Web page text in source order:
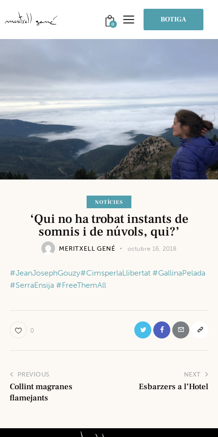
0 BOTIGA
NOTÍCIES
‘Qui no ha trobat instants de
somnis i de núvols, qui?’
MERITXELL GENÉ octubre 16, 2018
#JeanJosephGouzy#CimsperlaLlibertat #GallinaPelada
#SerraEnsija #FreeThemAll
0
PREVIOUS
Collint magranes
flamejants
NEXT
Esbarzers a l’Hotel